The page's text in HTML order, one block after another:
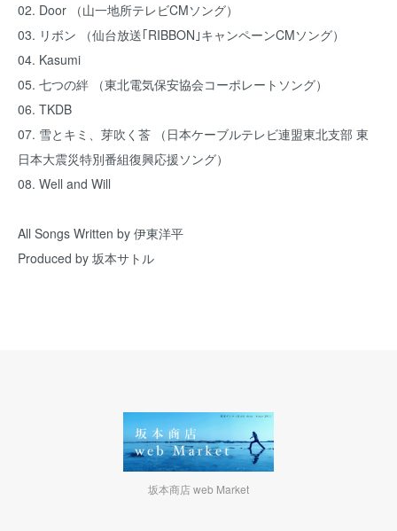
02. Door （山一地所テレビCMソング）
03. リボン （仙台放送｢RIBBON｣キャンペーンCMソング）
04. Kasumi
05. 七つの絆 （東北電気保安協会コーポレートソング）
06. TKDB
07. 雪とキミ、芽吹く莟 （日本ケーブルテレビ連盟東北支部 東
日本大震災特別番組復興応援ソング）
08. Well and Will
All Songs Written by 伊東洋平
Produced by 坂本サトル
坂本商店 web Market